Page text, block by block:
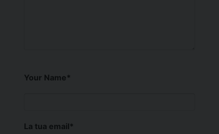
Your Name*
La tua email*